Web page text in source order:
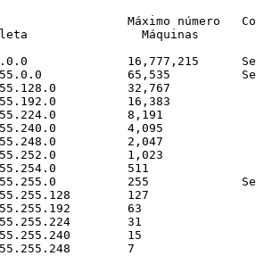
Máximo número
Máquinas
16,777,215      Se
65,535          Se
32,767
16,383
8,191
4,095
2,047
1,023
511
255             Se
127
63
31
15
7